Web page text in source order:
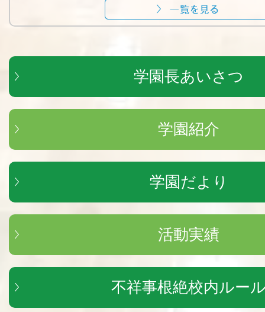
学園長あいさつ
学園紹介
学園だより
活動実績
不祥事根絶校内ルー